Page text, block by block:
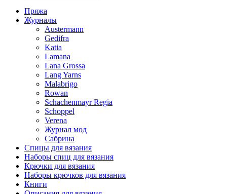
Пряжа
Журналы
Austermann
Gedifra
Katia
Lamana
Lana Grossa
Lang Yarns
Malabrigo
Rowan
Schachenmayr Regia
Schoppel
Verena
Журнал мод
Сабрина
Спицы для вязания
Наборы спиц для вязания
Крючки для вязания
Наборы крючков для вязания
Книги